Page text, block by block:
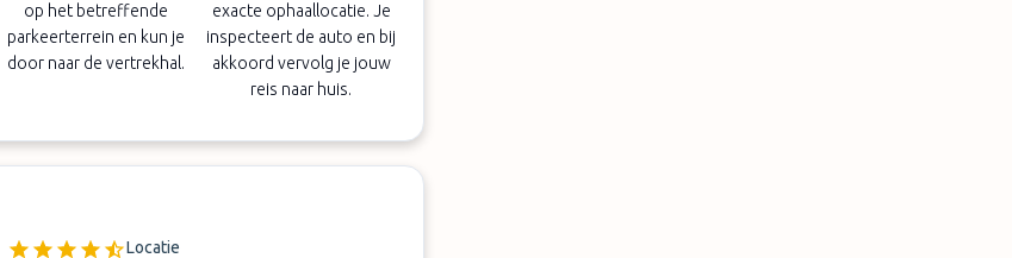
op het betreffende
parkeerterrein en kun je
door naar de vertrekhal.
exacte ophaallocatie. Je
inspecteert de auto en bij
akkoord vervolg je jouw
reis naar huis.
Locatie